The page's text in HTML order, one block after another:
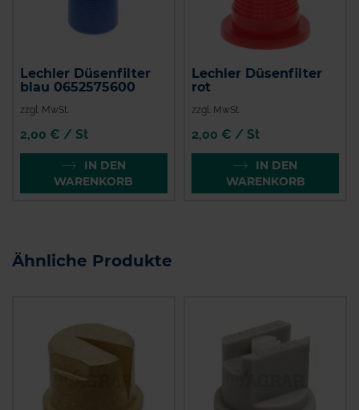
Lechler Düsenfilter
blau 0652575600
zzgl. MwSt.
2,00 € / St
IN DEN
WARENKORB
Lechler Düsenfilter
rot
zzgl. MwSt.
2,00 € / St
IN DEN
WARENKORB
Ähnliche Produkte